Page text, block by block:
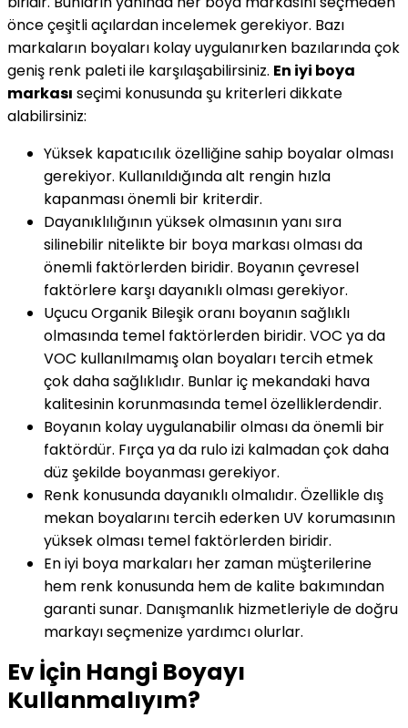
önce çeşitli açılardan incelemek gerekiyor. Bazı
markaların boyaları kolay uygulanırken bazılarında çok
geniş renk paleti ile karşılaşabilirsiniz. En iyi boya
markası seçimi konusunda şu kriterleri dikkate
alabilirsiniz:
Yüksek kapatıcılık özelliğine sahip boyalar olması
gerekiyor. Kullanıldığında alt rengin hızla
kapanması önemli bir kriterdir.
Dayanıklılığının yüksek olmasının yanı sıra
silinebilir nitelikte bir boya markası olması da
önemli faktörlerden biridir. Boyanın çevresel
faktörlere karşı dayanıklı olması gerekiyor.
Uçucu Organik Bileşik oranı boyanın sağlıklı
olmasında temel faktörlerden biridir. VOC ya da
VOC kullanılmamış olan boyaları tercih etmek
çok daha sağlıklıdır. Bunlar iç mekandaki hava
kalitesinin korunmasında temel özelliklerdendir.
Boyanın kolay uygulanabilir olması da önemli bir
faktördür. Fırça ya da rulo izi kalmadan çok daha
düz şekilde boyanması gerekiyor.
Renk konusunda dayanıklı olmalıdır. Özellikle dış
mekan boyalarını tercih ederken UV korumasının
yüksek olması temel faktörlerden biridir.
En iyi boya markaları her zaman müşterilerine
hem renk konusunda hem de kalite bakımından
garanti sunar. Danışmanlık hizmetleriyle de doğru
markayı seçmenize yardımcı olurlar.
Ev İçin Hangi Boyayı
Kullanmalıyım?